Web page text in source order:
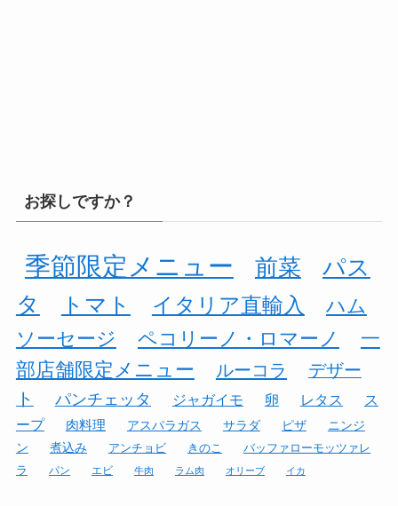
お探しですか？
季節限定メニュー 前菜
パス
タ
トマト イタリア直輸入
ハム
ソーセージ
ペコリーノ・ロマーノ
一
部店舗限定メニュー
ルーコラ
デザー
ト
パンチェッタ ジャガイモ 卵 レタス
ス
ープ
肉料理 アスパラガス サラダ ピザ
ニンジ
ン
煮込み アンチョビ きのこ
バッファローモッツァレ
ラ
パン エビ 牛肉 ラム肉 オリーブ イカ